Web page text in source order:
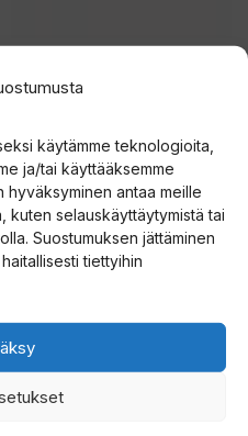
käytämme teknologioita,
ja/tai käyttääksemme
antaa meille
kuten selauskäyttäytymistä tai
Suostumuksen jättäminen
tiettyihin
Replacement Blades
5.00
5:stä
40,00€–46,50
40,00
Valitse vaihtoehdoista
sivulla.